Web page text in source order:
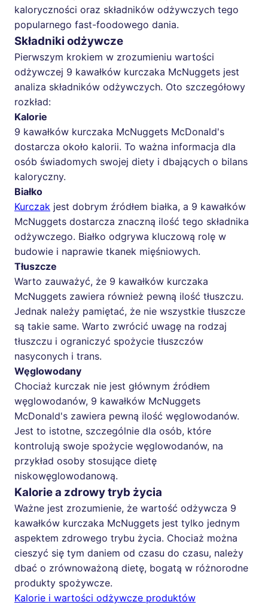
kaloryczności oraz składników odżywczych tego
popularnego fast-foodowego dania.
Składniki odżywcze
Pierwszym krokiem w zrozumieniu wartości
odżywczej 9 kawałków kurczaka McNuggets jest
analiza składników odżywczych. Oto szczegółowy
rozkład:
Kalorie
9 kawałków kurczaka McNuggets McDonald's
dostarcza około kalorii. To ważna informacja dla
osób świadomych swojej diety i dbających o bilans
kaloryczny.
Białko
Kurczak jest dobrym źródłem białka, a 9 kawałków
McNuggets dostarcza znaczną ilość tego składnika
odżywczego. Białko odgrywa kluczową rolę w
budowie i naprawie tkanek mięśniowych.
Tłuszcze
Warto zauważyć, że 9 kawałków kurczaka
McNuggets zawiera również pewną ilość tłuszczu.
Jednak należy pamiętać, że nie wszystkie tłuszcze
są takie same. Warto zwrócić uwagę na rodzaj
tłuszczu i ograniczyć spożycie tłuszczów
nasyconych i trans.
Węglowodany
Chociaż kurczak nie jest głównym źródłem
węglowodanów, 9 kawałków McNuggets
McDonald's zawiera pewną ilość węglowodanów.
Jest to istotne, szczególnie dla osób, które
kontrolują swoje spożycie węglowodanów, na
przykład osoby stosujące dietę
niskowęglowodanową.
Kalorie a zdrowy tryb życia
Ważne jest zrozumienie, że wartość odżywcza 9
kawałków kurczaka McNuggets jest tylko jednym
aspektem zdrowego trybu życia. Chociaż można
cieszyć się tym daniem od czasu do czasu, należy
dbać o zrównoważoną dietę, bogatą w różnorodne
produkty spożywcze.
Kalorie i wartości odżywcze produktów